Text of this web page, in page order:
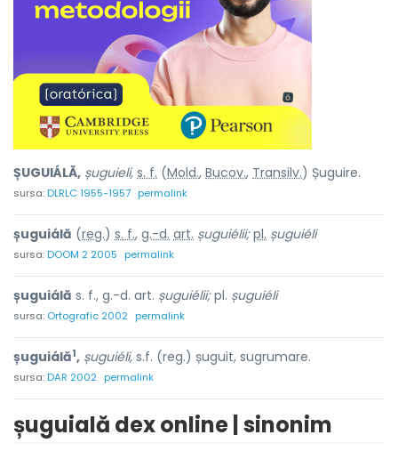
ȘUGUIÁLĂ, șuguieli, s. f. (Mold., Bucov., Transilv.) Șuguire.
sursa:DLRLC 1955-1957 permalink
șuguiálă (reg.) s. f., g.-d. art. șuguiélii; pl. șuguiéli
sursa:DOOM 2 2005 permalink
șuguiálă s. f., g.-d. art. șuguiélii;pl. șuguiéli
sursa: Ortografic 2002 permalink
șuguiálă1, șuguiéli, s.f. (reg.) șuguit, sugrumare.
sursa:DAR 2002 permalink
șuguială dex online | sinonim